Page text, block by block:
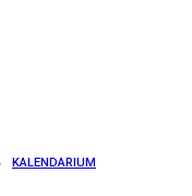
KALENDARIUM